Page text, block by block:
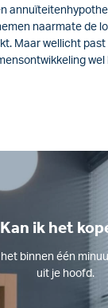
naarmate de
Maar wellicht past
wel
Kan ik het
binnen één
uit je hoofd.